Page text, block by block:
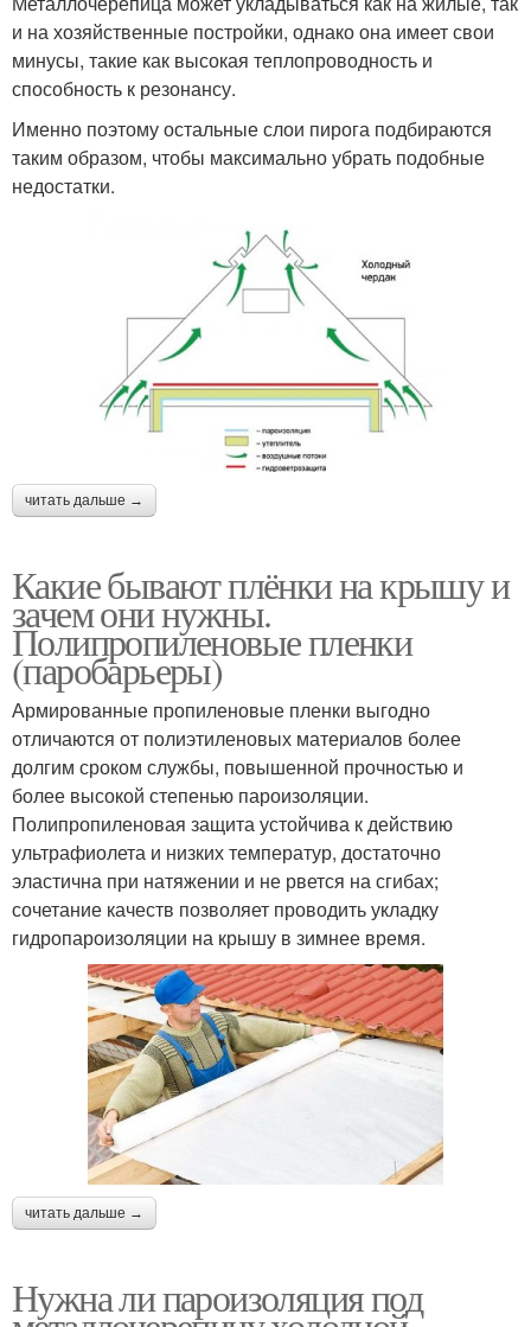
и на хозяйственные постройки, однако она имеет свои
минусы, такие как высокая теплопроводность и
способность к резонансу.
Именно поэтому остальные слои пирога подбираются
таким образом, чтобы максимально убрать подобные
недостатки.
читать дальше →
Какие бывают плёнки на крышу и
зачем они нужны.
Полипропиленовые пленки
(паробарьеры)
Армированные пропиленовые пленки выгодно
отличаются от полиэтиленовых материалов более
долгим сроком службы, повышенной прочностью и
более высокой степенью пароизоляции.
Полипропиленовая защита устойчива к действию
ультрафиолета и низких температур, достаточно
эластична при натяжении и не рвется на сгибах;
сочетание качеств позволяет проводить укладку
гидропароизоляции на крышу в зимнее время.
читать дальше →
Нужна ли пароизоляция под